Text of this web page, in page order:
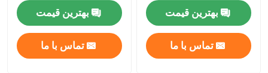
لوازم جانبی تزریق
بهترین قیمت
تماس با ما
بهترین قیمت
تماس با ما